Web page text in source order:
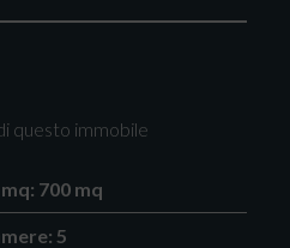
questo immobile
700 mq
5